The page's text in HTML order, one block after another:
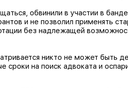
обвинили в участии в
и не позволил применять
без надлежащей
никто не может быть
на поиск адвоката и